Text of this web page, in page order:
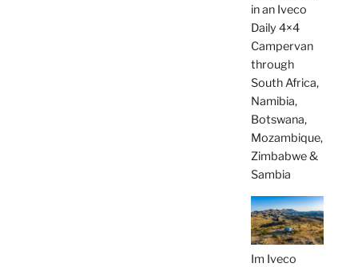
in an Iveco
Daily 4×4
Campervan
through
South Africa,
Namibia,
Botswana,
Mozambique,
Zimbabwe &
Sambia
Im Iveco